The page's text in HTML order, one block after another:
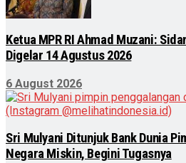
Ketua MPR RI Ahmad Muzani:
Digelar 14 Agustus 2026
6 August 2026
Sri Mulyani Ditunjuk Bank Dunia
Negara Miskin, Begini Tugasnya